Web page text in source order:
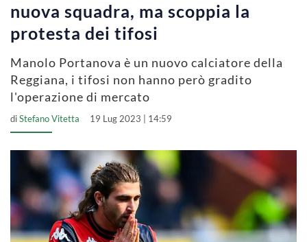
nuova squadra, ma scoppia la
protesta dei tifosi
Manolo Portanova è un nuovo calciatore della
Reggiana, i tifosi non hanno però gradito
l'operazione di mercato
diStefano Vitetta 19 Lug 2023 | 14:59